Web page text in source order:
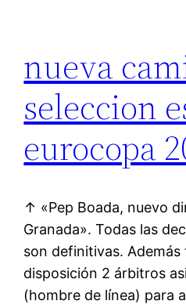
nueva
seleccion
eurocopa
↑ «Pep Boada, nuevo
Granada». Todas las
son definitivas. Además
disposición 2 árbitros
(hombre de línea) para